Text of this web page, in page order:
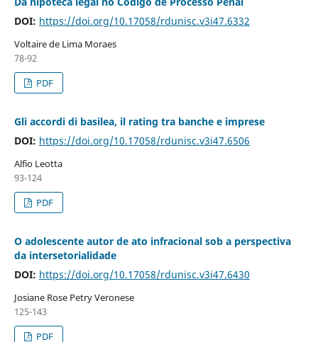
DOI: https://doi.org/10.17058/rdunisc.v3i47.6332
Voltaire de Lima Moraes
78-92
PDF
Gli accordi di basilea, il rating tra banche e imprese
DOI: https://doi.org/10.17058/rdunisc.v3i47.6506
Alfio Leotta
93-124
PDF
O adolescente autor de ato infracional sob a perspectiva
da intersetorialidade
DOI: https://doi.org/10.17058/rdunisc.v3i47.6430
Josiane Rose Petry Veronese
125-143
PDF